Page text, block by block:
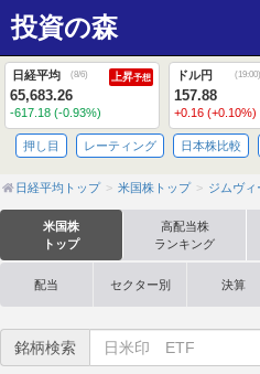
投資の森
日経平均 (8/6) 上昇予想
65,683.26
-617.18 (-0.93%)
ドル円 (19:00)
157.88
+0.16 (+0.10%)
押し目 レーティング 日本株比較
日経平均トップ 米国株トップ ジムヴィ
米国株
トップ
高配当株
ランキング
配当 セクター別 決算
銘柄検索